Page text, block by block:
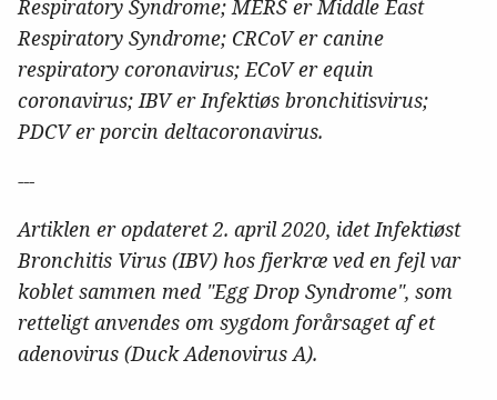
Respiratory Syndrome; MERS er Middle East
Respiratory Syndrome; CRCoV er canine
respiratory coronavirus; ECoV er equin
coronavirus; IBV er Infektiøs bronchitisvirus;
PDCV er porcin deltacoronavirus.
---
Artiklen er opdateret 2. april 2020, idet Infektiøst
Bronchitis Virus (IBV) hos fjerkræ ved en fejl var
koblet sammen med "Egg Drop Syndrome", som
retteligt anvendes om sygdom forårsaget af et
adenovirus (Duck Adenovirus A).